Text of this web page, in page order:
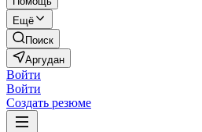
Ещё
Поиск
Аргудан
Войти
Войти
Создать резюме